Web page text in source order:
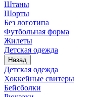
Штаны
Шорты
Без логотипа
Футбольная форма
Жилеты
Детская одежда
Назад
Детская одежда
Хоккейные свитеры
Бейсболки